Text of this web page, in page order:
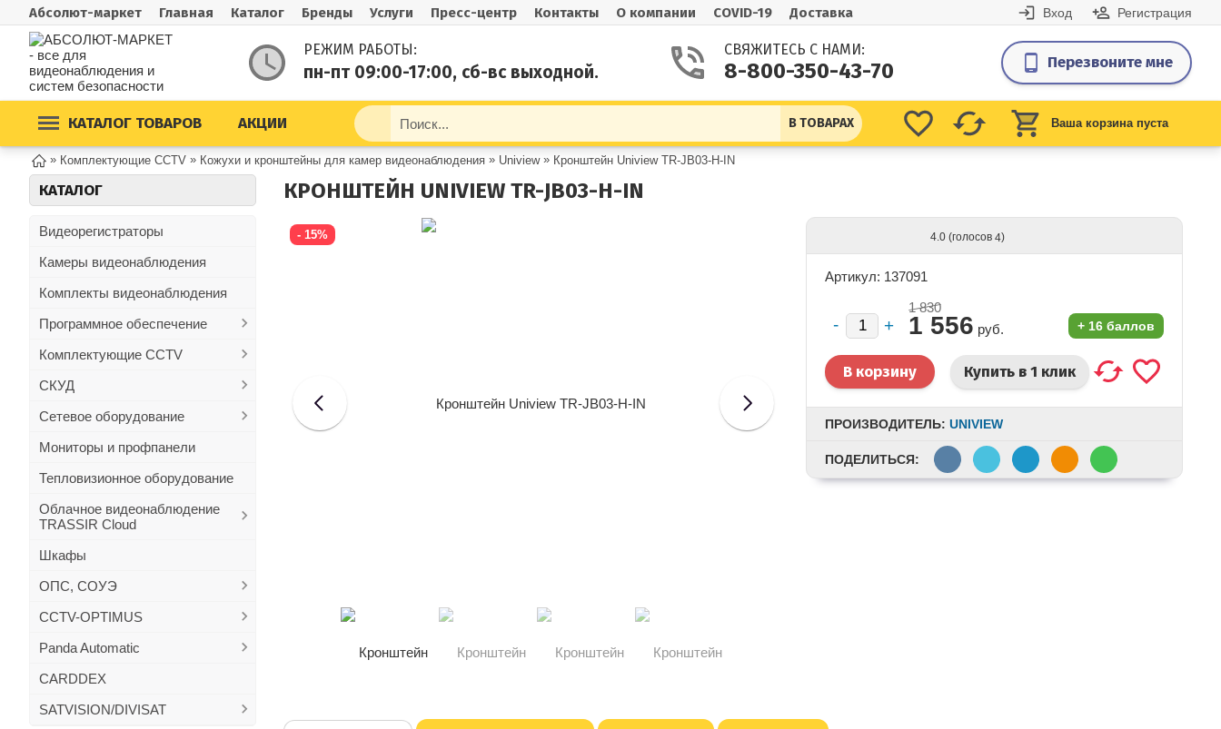
Абсолют-маркет Главная Каталог Бренды Услуги Пресс-центр Контакты О компании COVID-19 Доставка Вход Регистрация
РЕЖИМ РАБОТЫ:
пн-пт 09:00-17:00, сб-вс выходной.
СВЯЖИТЕСЬ С НАМИ:
8-800-350-43-70 Перезвоните мне
КАТАЛОГ ТОВАРОВ АКЦИИ Ваша корзина пуста
В ТОВАРАХ
» Комплектующие CCTV » Кожухи и кронштейны для камер видеонаблюдения » Uniview» Кронштейн Uniview TR-JB03-H-IN
КАТАЛОГ
Видеорегистраторы
Камеры видеонаблюдения
Комплекты видеонаблюдения
Программное обеспечение
Комплектующие CCTV
СКУД
Сетевое оборудование
Мониторы и профпанели
Тепловизионное оборудование
Облачное видеонаблюдение
TRASSIR Cloud
Шкафы
ОПС, СОУЭ
CCTV-OPTIMUS
Panda Automatic
CARDDEX
SATVISION/DIVISAT
КРОНШТЕЙН UNIVIEW TR-JB03-H-IN
- 15% 4.0 (голосов 4)
Артикул: 137091
1 830
1 556 руб. + 16 баллов
Купить в 1 клик
ПРОИЗВОДИТЕЛЬ: UNIVIEW
ПОДЕЛИТЬСЯ: